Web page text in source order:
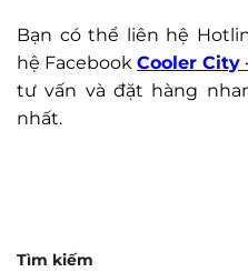
Bạn có thể liên hệ
hệ FacebookCooler City
tư vấn và đặt hàng
nhất.
Tìm kiếm